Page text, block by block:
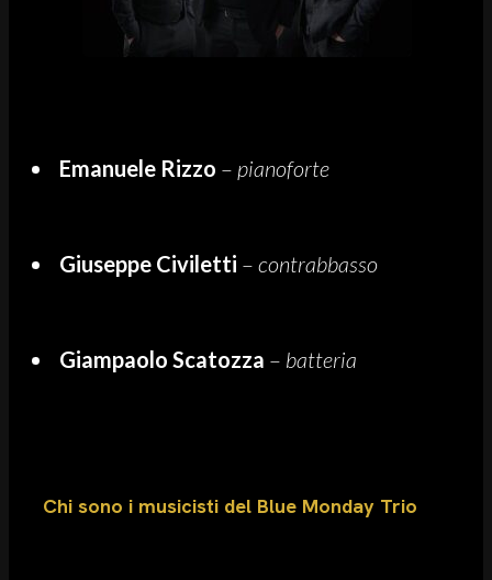
Emanuele Rizzo – pianoforte
Giuseppe Civiletti – contrabbasso
Giampaolo Scatozza – batteria
Chi sono i musicisti del Blue Monday Trio